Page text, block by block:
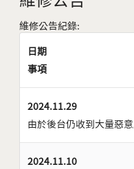
維修公告紀錄:
日期
事項
2024.11.29
由於後台仍收到大量惡
2024.11.10